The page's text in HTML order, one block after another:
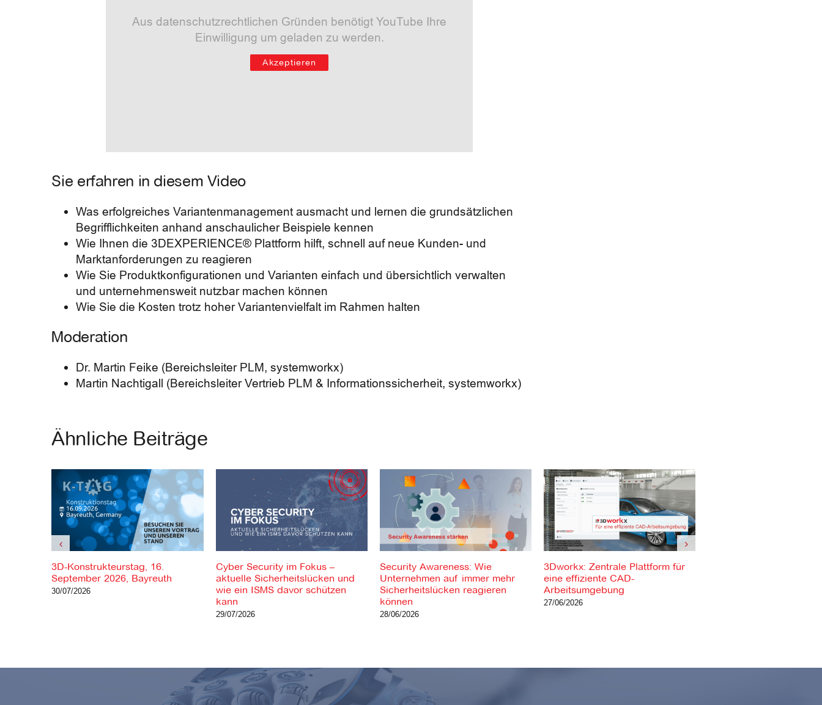
Aus datenschutzrechtlichen Gründen benötigt YouTube Ihre
Einwilligung um geladen zu werden.
Akzeptieren
Sie erfahren in diesem Video
Was erfolgreiches Variantenmanagement ausmacht und lernen die grundsätzlichen
Begrifflichkeiten anhand anschaulicher Beispiele kennen
Wie Ihnen die 3DEXPERIENCE® Plattform hilft, schnell auf neue Kunden- und
Marktanforderungen zu reagieren
Wie Sie Produktkonfigurationen und Varianten einfach und übersichtlich verwalten
und unternehmensweit nutzbar machen können
Wie Sie die Kosten trotz hoher Variantenvielfalt im Rahmen halten
Moderation
Dr. Martin Feike (Bereichsleiter PLM, systemworkx)
Martin Nachtigall (Bereichsleiter Vertrieb PLM & Informationssicherheit, systemworkx)
Ähnliche Beiträge
3D-Konstrukteurstag, 16.
September 2026, Bayreuth
30/07/2026
Cyber Security im Fokus –
aktuelle Sicherheitslücken und
wie ein ISMS davor schützen
kann
29/07/2026
Security Awareness: Wie
Unternehmen auf immer mehr
Sicherheitslücken reagieren
können
28/06/2026
3Dworkx: Zentrale Plattform für
eine effiziente CAD-
Arbeitsumgebung
27/06/2026